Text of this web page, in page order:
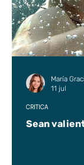
Sean
CRÍTICA
María
11 jul